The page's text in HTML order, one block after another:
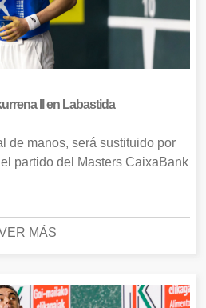
II en Labastida
de manos, será sustituido por
partido del Masters CaixaBank
MÁS